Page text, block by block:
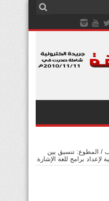
/ المطوع: تنسيق بين
لإعداد برامج للغة الإشارة